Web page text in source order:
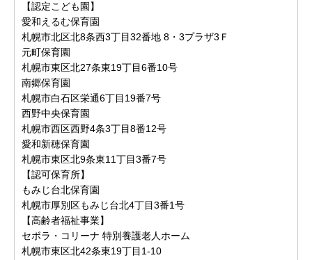
【認定こども園】
愛和えるむ保育園
札幌市北区北8条西3丁目32番地 8・3プラザ3Ｆ
元町保育園
札幌市東区北27条東19丁目6番10号
南郷保育園
札幌市白石区栄通6丁目19番7号
西野中央保育園
札幌市西区西野4条3丁目8番12号
愛和新穂保育園
札幌市東区北9条東11丁目3番7号
【認可保育所】
もみじ台北保育園
札幌市厚別区もみじ台北4丁目3番1号
【高齢者福祉事業】
セボラ・コリーナ 特別養護老人ホーム
札幌市東区北42条東19丁目1-10